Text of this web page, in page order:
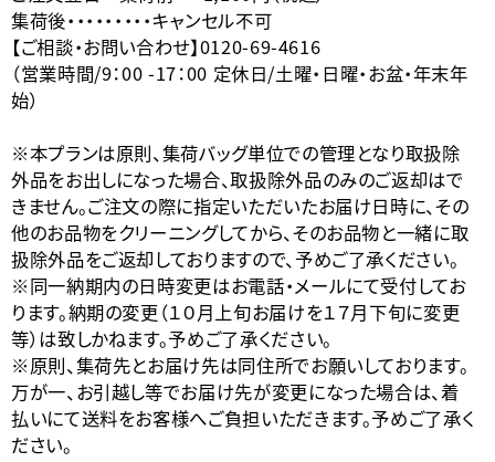
集荷後・・・・・・・・・キャンセル不可
【ご相談・お問い合わせ】0120-69-4616
（営業時間/9：00 -17：00 定休日/土曜・日曜・お盆・年末年
始）
※本プランは原則、集荷バッグ単位での管理となり取扱除
外品をお出しになった場合、取扱除外品のみのご返却はで
きません。ご注文の際に指定いただいたお届け日時に、その
他のお品物をクリーニングしてから、そのお品物と一緒に取
扱除外品をご返却しておりますので、予めご了承ください。
※同一納期内の日時変更はお電話・メールにて受付してお
ります。納期の変更（１０月上旬お届けを１７月下旬に変更
等）は致しかねます。予めご了承ください。
※原則、集荷先とお届け先は同住所でお願いしております。
万が一、お引越し等でお届け先が変更になった場合は、着
払いにて送料をお客様へご負担いただきます。予めご了承く
ださい。